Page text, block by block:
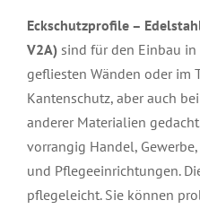
Eckschutzprofile –
V2A) sind für den Einbau
gefliesten Wänden oder im
Kantenschutz, aber auch
anderer Materialien
vorrangig Handel,
und Pflegeeinrichtungen.
pflegeleicht. Sie können